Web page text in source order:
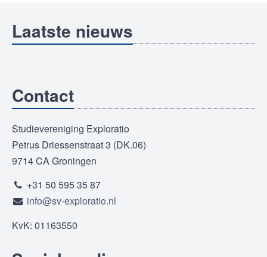
Laatste nieuws
Contact
Studievereniging Exploratio
Petrus Driessenstraat 3 (DK.06)
9714 CA Groningen
+31 50 595 35 87
info@sv-exploratio.nl
KvK: 01163550